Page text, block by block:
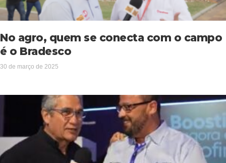
No agro, quem se conecta com o campo
é o Bradesco
30 de março de 2025